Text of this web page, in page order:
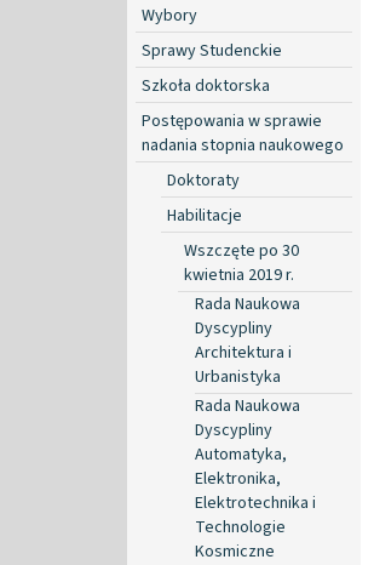
Wybory
Sprawy Studenckie
Szkoła doktorska
Postępowania w sprawie
nadania stopnia naukowego
Doktoraty
Habilitacje
Wszczęte po 30
kwietnia 2019 r.
Rada Naukowa
Dyscypliny
Architektura i
Urbanistyka
Rada Naukowa
Dyscypliny
Automatyka,
Elektronika,
Elektrotechnika i
Technologie
Kosmiczne